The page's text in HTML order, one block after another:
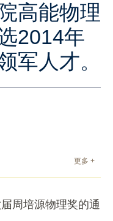
高能物理
2014年
军人才。
更多 +
周培源物理奖的通